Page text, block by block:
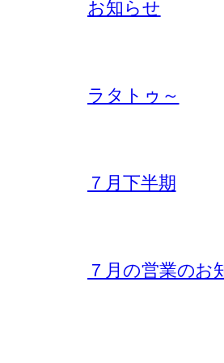
お知らせ
ラタトゥ～
７月下半期
７月の営業の